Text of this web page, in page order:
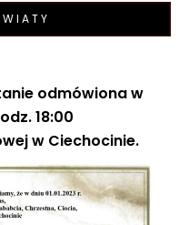
odmówiona w
18:00
w Ciechocinie.